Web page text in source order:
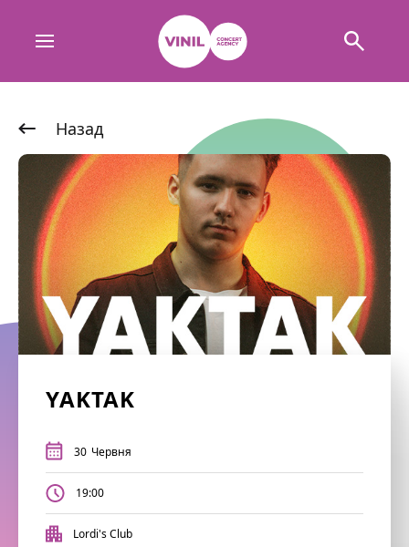
Назад
YAKTAK
30 Червня
19:00
Lordi's Club